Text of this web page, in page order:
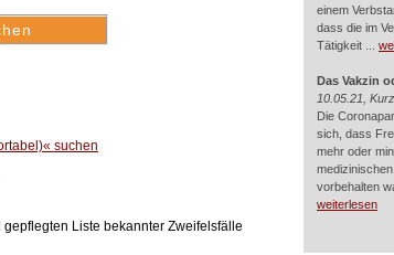
suchen
Liste bekannter Zweifelsfälle
einem
dass die im
Tätigkeit ...
Das Vakzin
10.05.21,
Die
sich, dass
mehr oder
vorbehalten
weiterlesen